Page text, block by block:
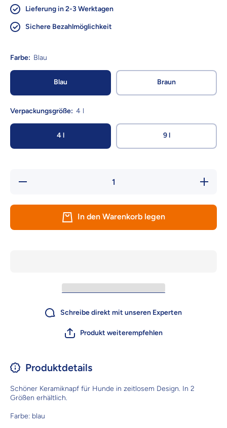
Lieferung in 2-3 Werktagen
Sichere Bezahlmöglichkeit
Farbe: Blau
Blau Braun
Verpackungsgröße: 4 l
4 l 9 l
Verringere die
spülmaschinenfest
Erhöhe
In den Warenkorb legen
Schreibe direkt mit unseren Experten
Produkt weiterempfehlen
Produktdetails
Schöner Keramiknapf für Hunde in zeitlosem Design. In 2
Größen erhältlich.
Farbe: blau